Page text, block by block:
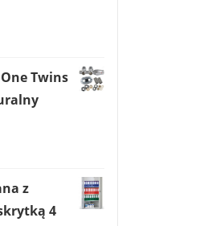
Twins
z
4